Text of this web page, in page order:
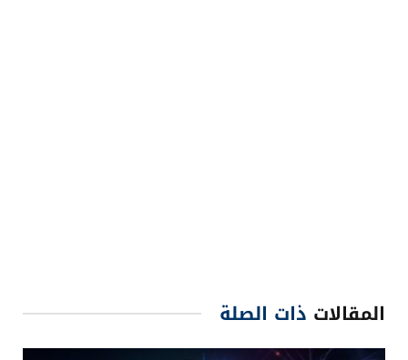
المقالات ذات الصلة